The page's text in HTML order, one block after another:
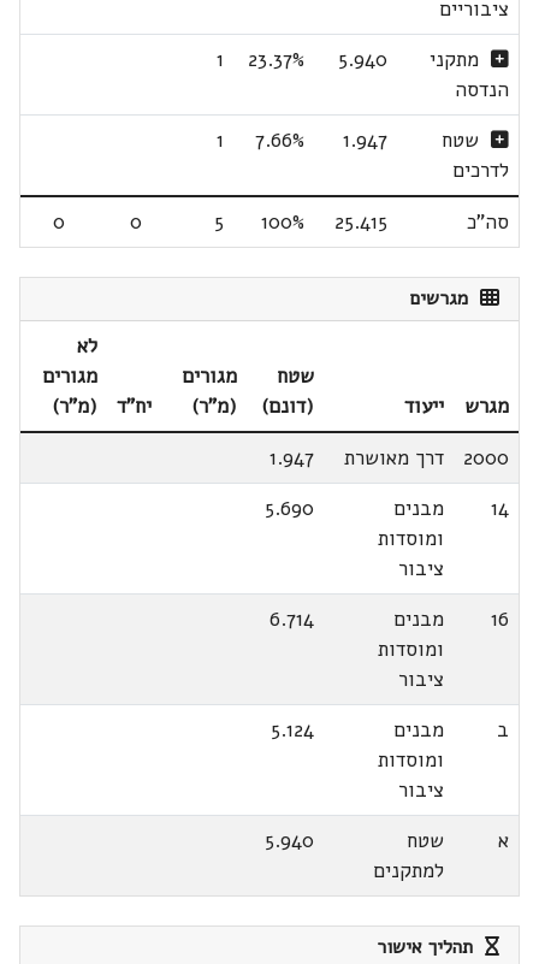
ציבוריים
מתקני
הנדסה
5.940
23.37%
1
שטח
לדרכים
1.947
7.66%
1
סה"כ 25.415
100%
5
0
0
מגרשים
מגרש ייעוד
שטח
(דונם)
מגורים
(מ"ר)
יח"ד
לא
מגורים
(מ"ר)
2000
דרך מאושרת
1.947
14
מבנים
ומוסדות
ציבור
5.690
16
מבנים
ומוסדות
ציבור
6.714
ב
מבנים
ומוסדות
ציבור
5.124
א
שטח
למתקנים
5.940
תהליך אישור